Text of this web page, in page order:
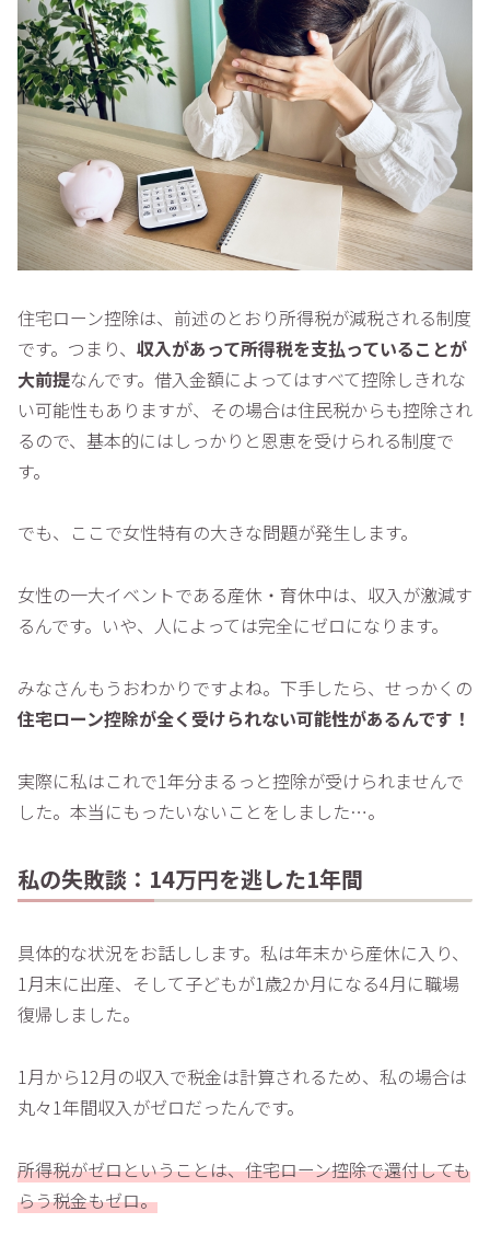
住宅ローン控除は、前述のとおり所得税が減税される制度
です。つまり、 収入があって所得税を支払っていることが
大前提なんです。借入金額によってはすべて控除しきれな
い可能性もありますが、その場合は住民税からも控除され
るので、基本的にはしっかりと恩恵を受けられる制度で
す。
でも、ここで女性特有の大きな問題が発生します。
女性の一大イベントである産休・育休中は、収入が激減す
るんです。いや、人によっては完全にゼロになります。
みなさんもうおわかりですよね。下手したら、せっかくの
住宅ローン控除が全く受けられない可能性があるんです！
実際に私はこれで1年分まるっと控除が受けられませんで
した。本当にもったいないことをしました…。
私の失敗談：14万円を逃した1年間
具体的な状況をお話しします。私は年末から産休に入り、
1月末に出産、そして子どもが1歳2か月になる4月に職場
復帰しました。
1月から12月の収入で税金は計算されるため、私の場合は
丸々1年間収入がゼロだったんです。
所得税がゼロということは、住宅ローン控除で還付しても
らう税金もゼロ。